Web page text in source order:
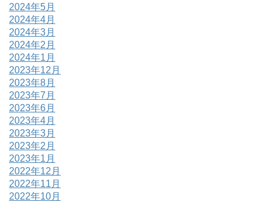
2024年5月
2024年4月
2024年3月
2024年2月
2024年1月
2023年12月
2023年8月
2023年7月
2023年6月
2023年4月
2023年3月
2023年2月
2023年1月
2022年12月
2022年11月
2022年10月